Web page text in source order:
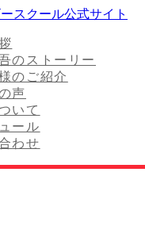
のストーリー
のご紹介
声
いて
ール
わせ